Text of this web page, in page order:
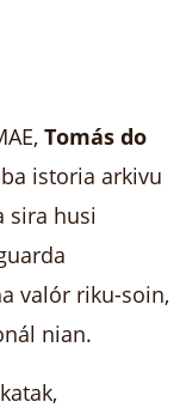
Tomás do
istoria arkivu
sira husi
valór riku-soin,
nian.